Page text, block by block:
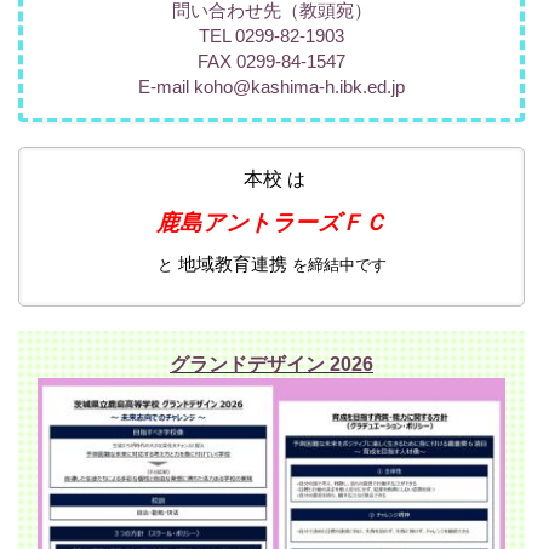
問い合わせ先（教頭宛）
TEL 0299-82-1903
FAX 0299-84-1547
E-mail koho@kashima-h.ibk.ed.jp
本校 は
鹿島アントラーズＦＣ
と 地域教育連携 を締結中です
グランドデザイン 2026